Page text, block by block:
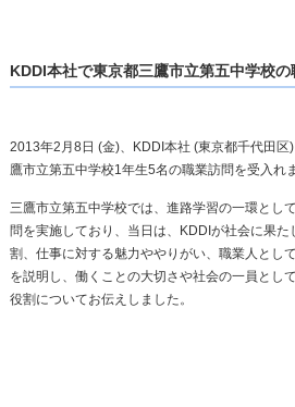
KDDI本社で東京都三鷹市立第五中学校
2013年2月8日 (金)、KDDI本社 (東京都千代田区
鷹市立第五中学校1年生5名の職業訪問を受入れ
三鷹市立第五中学校では、進路学習の一環とし
問を実施しており、当日は、KDDIが社会に果た
割、仕事に対する魅力ややりがい、職業人とし
を説明し、働くことの大切さや社会の一員とし
役割についてお伝えしました。